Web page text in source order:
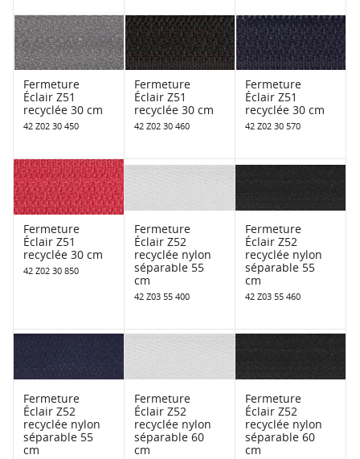
Fermeture
Éclair Z51
recyclée 30 cm
42 Z02 30 450
Fermeture
Éclair Z51
recyclée 30 cm
42 Z02 30 460
Fermeture
Éclair Z51
recyclée 30 cm
42 Z02 30 570
Fermeture
Éclair Z51
recyclée 30 cm
42 Z02 30 850
Fermeture
Éclair Z52
recyclée nylon
séparable 55
cm
42 Z03 55 400
Fermeture
Éclair Z52
recyclée nylon
séparable 55
cm
42 Z03 55 460
Fermeture
Éclair Z52
recyclée nylon
séparable 55
cm
Fermeture
Éclair Z52
recyclée nylon
séparable 60
cm
Fermeture
Éclair Z52
recyclée nylon
séparable 60
cm